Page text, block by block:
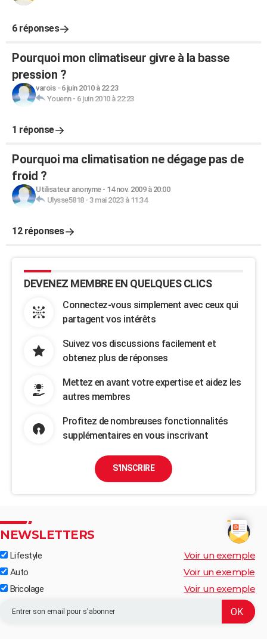
6 réponses
Pourquoi mon climatiseur givre à la basse
pression ?
varois- 6 juin 2010 à 22:23
Youenn- 6 juin 2010 à 22:23
1 réponse
Pourquoi ma climatisation ne dégage pas de
froid ?
Utilisateur anonyme- 14 nov. 2009 à 20:00
Ulysse5818- 3 mai 2023 à 11:34
12 réponses
DEVENEZ MEMBRE EN QUELQUES CLICS
Connectez-vous simplement avec ceux qui
partagent vos intérêts
Suivez vos discussions facilement et
obtenez plus de réponses
Mettez en avant votre expertise et aidez les
autres membres
Profitez de nombreuses fonctionnalités
supplémentaires en vous inscrivant
S'INSCRIRE
NEWSLETTERS
Lifestyle Voir un exemple
Auto Voir un exemple
Bricolage Voir un exemple